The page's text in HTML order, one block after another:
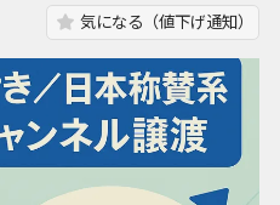
気になる（値下げ通知）